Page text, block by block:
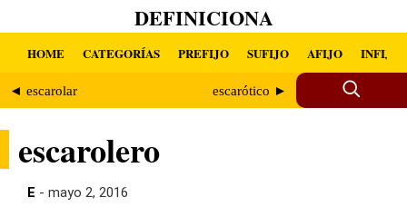
DEFINICIONA
HOME CATEGORÍAS PREFIJO SUFIJO AFIJO INFIJO
◄ escarolar escarótico ►
escarolero
E - mayo 2, 2016